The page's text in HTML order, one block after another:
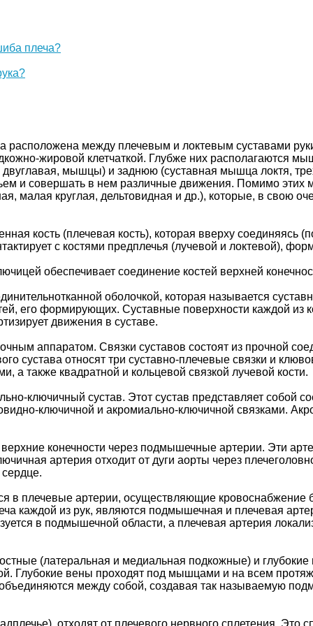
плеча?
расположена между плечевым и локтевым суставами
жировой клетчаткой. Глубже них располагаются
мышцы) и заднюю (суставная мышца локтя,
и совершать в нем различные движения. Помимо этих
малая круглая, дельтовидная и др.), которые, в свою
кость (плечевая кость), которая вверху соединяясь
с костями предплечья (лучевой и локтевой),
обеспечивает соединение костей верхней
оболочкой, которая называется
его формирующих. Суставные поверхности каждой
движения в суставе.
аппаратом. Связки суставов состоят из прочной
сустава относят три суставно-плечевые связки и
а также квадратной и кольцевой связкой лучевой кости.
ключичный сустав. Этот сустав представляет собой
ключичной и акромиально-ключичной связками.
конечности через подмышечные артерии. Эти
артерия отходит от дуги аорты через
плечевые артерии, осуществляющие кровоснабжение
каждой из рук, являются подмышечная и плечевая
в подмышечной области, а плечевая артерия
(латеральная и медиальная подкожные) и
Глубокие вены проходят под мышцами и на всем
между собой, создавая так называемую
отходят от плечевого нервного сплетения. Это